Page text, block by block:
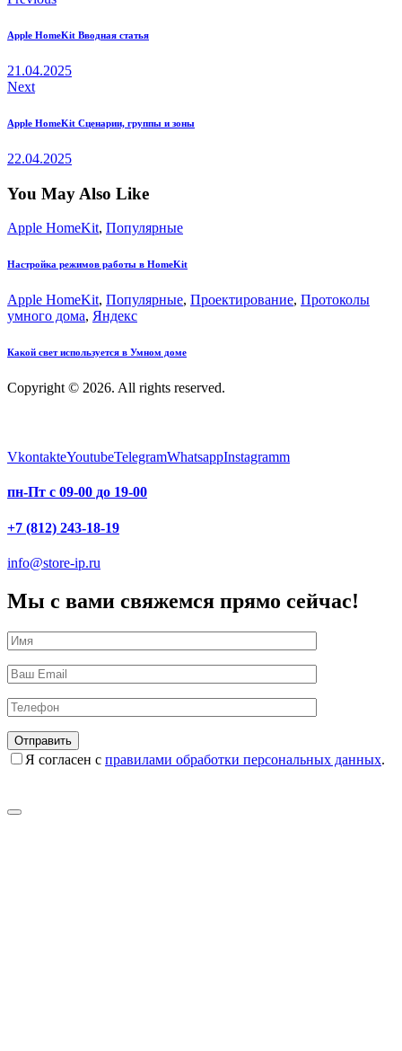
по
Apple HomeKit Вводная статья
21.04.2025
Next
Apple HomeKit Сценарии, группы и зоны
22.04.2025
You May Also Like
Apple HomeKit, Популярные
Настройка режимов работы в HomeKit
Apple HomeKit, Популярные, Проектирование, Протоколы
умного дома, Яндекс
Какой свет используется в Умном доме
Copyright © 2026. All rights reserved.
VkontakteYoutubeTelegramWhatsappInstagramm
пн-Пт с 09-00 до 19-00
+7 (812) 243-18-19
info@store-ip.ru
Мы с вами свяжемся прямо сейчас!
Я согласен с правилами обработки персональных данных.